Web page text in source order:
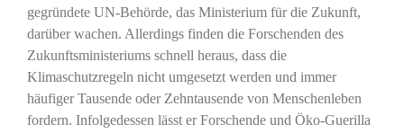
gegründete UN-Behörde, das Ministerium für die Zukunft,
darüber wachen. Allerdings finden die Forschenden des
Zukunftsministeriums schnell heraus, dass die
Klimaschutzregeln nicht umgesetzt werden und immer
häufiger Tausende oder Zehntausende von Menschenleben
fordern. Infolgedessen lässt er Forschende und Öko-Guerilla